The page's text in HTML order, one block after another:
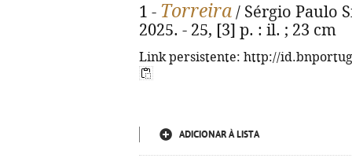
1 - Torreira / Sérgio Paulo
2025. - 25, [3] p. : il. ; 23 cm
Link persistente: http://
ADICIONAR À LISTA